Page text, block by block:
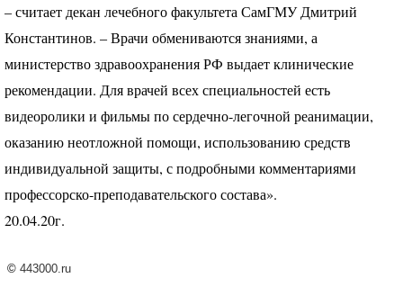
– считает декан лечебного факультета СамГМУ Дмитрий
Константинов. – Врачи обмениваются знаниями, а
министерство здравоохранения РФ выдает клинические
рекомендации. Для врачей всех специальностей есть
видеоролики и фильмы по сердечно-легочной реанимации,
оказанию неотложной помощи, использованию средств
индивидуальной защиты, с подробными комментариями
профессорско-преподавательского состава».
20.04.20г.
© 443000.ru